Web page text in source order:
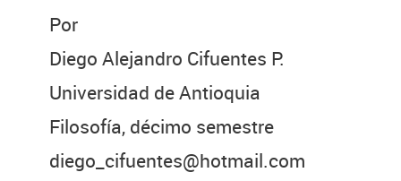
Por
Diego Alejandro Cifuentes P.
Universidad de Antioquia
Filosofía, décimo semestre
diego_cifuentes@hotmail.com